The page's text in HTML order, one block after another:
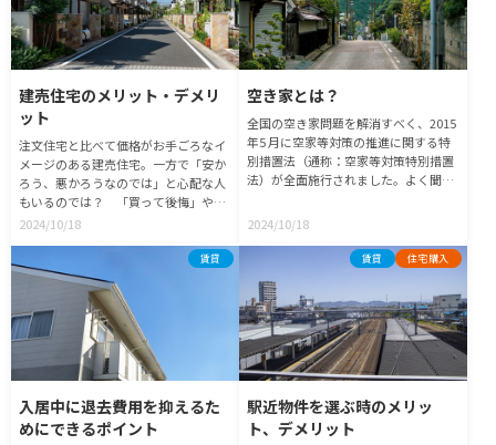
建売住宅のメリット・デメリ
ット
注文住宅と比べて価格がお手ごろなイ
メージのある建売住宅。一方で「安か
ろう、悪かろうなのでは」と心配な人
もいるのでは？ 「買って後悔」や
「買わずに後悔」しないためにも、建
2024/10/18
空き家とは？
全国の空き家問題を解消すべく、2015
年5 月に空家等対策の推進に関する特
別措置法（通称：空家等対策特別措置
法）が全面施行されました。よく聞く
っていきましょう！
2024/10/18
賃貸
入居中に退去費用を抑えるた
めにできるポイント
賃貸 住宅購入
駅近物件を選ぶ時のメリッ
ト、デメリット